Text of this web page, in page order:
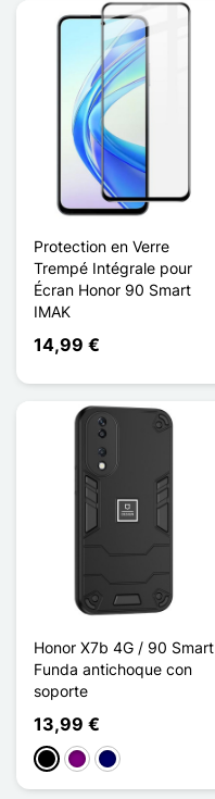
Protection en Verre
Trempé Intégrale pour
Écran Honor 90 Smart
IMAK
14,99 €
Honor X7b 4G / 90 Smart
Funda antichoque con
soporte
13,99 €
NegroPúrpuraAzul marino